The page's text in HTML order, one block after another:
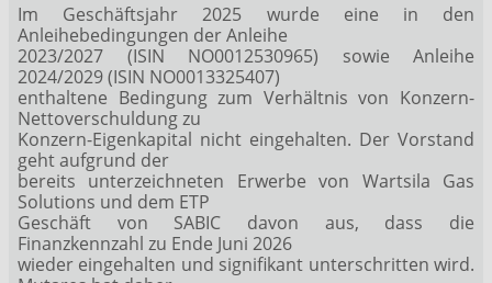
Im Geschäftsjahr 2025 wurde eine in den
Anleihebedingungen der Anleihe
2023/2027 (ISIN NO0012530965) sowie Anleihe
2024/2029 (ISIN NO0013325407)
enthaltene Bedingung zum Verhältnis von Konzern-
Nettoverschuldung zu
Konzern-Eigenkapital nicht eingehalten. Der Vorstand
geht aufgrund der
bereits unterzeichneten Erwerbe von Wartsila Gas
Solutions und dem ETP
Geschäft von SABIC davon aus, dass die
Finanzkennzahl zu Ende Juni 2026
wieder eingehalten und signifikant unterschritten wird.